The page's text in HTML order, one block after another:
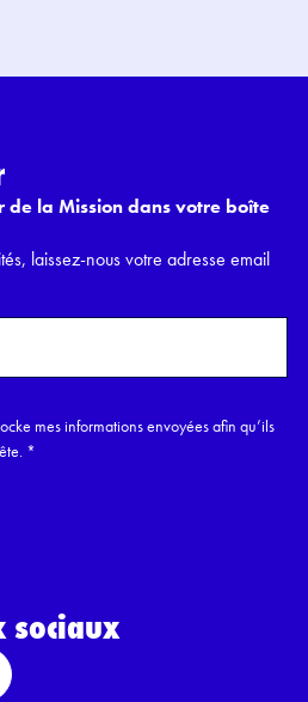
de la Mission dans votre boîte
laissez-nous votre adresse email
mes informations envoyées afin qu’ils
*
sociaux